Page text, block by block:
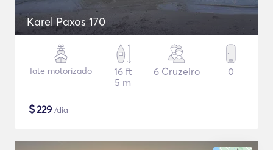
Karel Paxos 170
Iate motorizado
16 ft
5 m
6 Cruzeiro 0
$229 /dia